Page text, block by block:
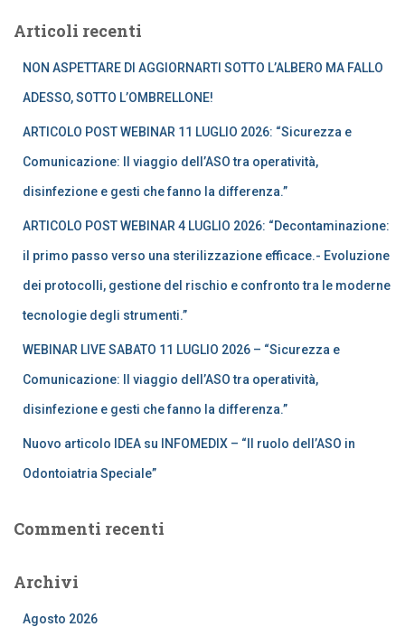
c
Articoli recenti
NON ASPETTARE DI AGGIORNARTI SOTTO L’ALBERO MA FALLO
ADESSO, SOTTO L’OMBRELLONE!
ARTICOLO POST WEBINAR 11 LUGLIO 2026: “Sicurezza e
Comunicazione: Il viaggio dell’ASO tra operatività,
disinfezione e gesti che fanno la differenza.”
ARTICOLO POST WEBINAR 4 LUGLIO 2026: “Decontaminazione:
il primo passo verso una sterilizzazione efficace.- Evoluzione
dei protocolli, gestione del rischio e confronto tra le moderne
tecnologie degli strumenti.”
WEBINAR LIVE SABATO 11 LUGLIO 2026 – “Sicurezza e
Comunicazione: Il viaggio dell’ASO tra operatività,
disinfezione e gesti che fanno la differenza.”
Nuovo articolo IDEA su INFOMEDIX – “Il ruolo dell’ASO in
Odontoiatria Speciale”
Commenti recenti
Archivi
Agosto 2026